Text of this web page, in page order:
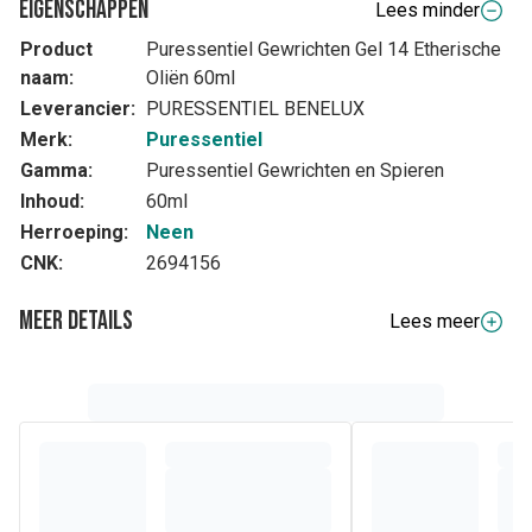
Eigenschappen
Lees minder
Product
naam:
Puressentiel Gewrichten Gel 14 Etherische
Oliën 60ml
Leverancier: PURESSENTIEL BENELUX
Merk:
Puressentiel
Gamma:
Puressentiel Gewrichten en Spieren
Inhoud:
60ml
Herroeping:
Neen
CNK:
2694156
Meer details
Lees meer
eigenschappen en eigenschappen tegen stijfheid en tegen